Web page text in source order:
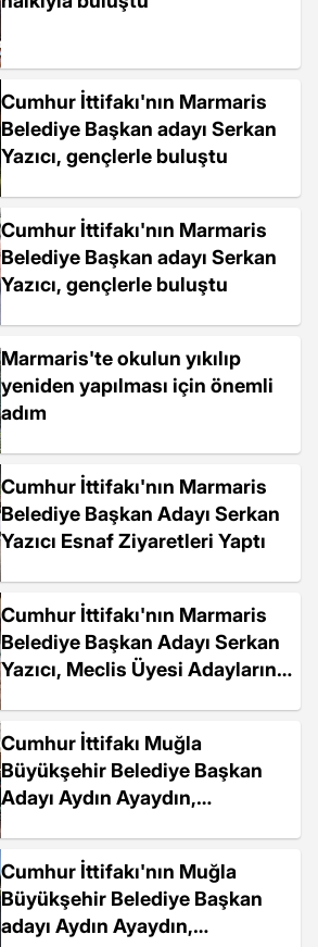
Cumhur İttifakı'nın Marmaris
Belediye Başkan adayı Serkan
Yazıcı, gençlerle buluştu
Cumhur İttifakı'nın Marmaris
Belediye Başkan adayı Serkan
Yazıcı, gençlerle buluştu
Marmaris'te okulun yıkılıp
yeniden yapılması için önemli
adım
Cumhur İttifakı'nın Marmaris
Belediye Başkan Adayı Serkan
Yazıcı Esnaf Ziyaretleri Yaptı
Cumhur İttifakı'nın Marmaris
Belediye Başkan Adayı Serkan
Yazıcı, Meclis Üyesi Adaylarını
Cumhur İttifakı Muğla
Büyükşehir Belediye Başkan
Adayı Aydın Ayaydın,
Cumhur İttifakı'nın Muğla
Büyükşehir Belediye Başkan
adayı Aydın Ayaydın,